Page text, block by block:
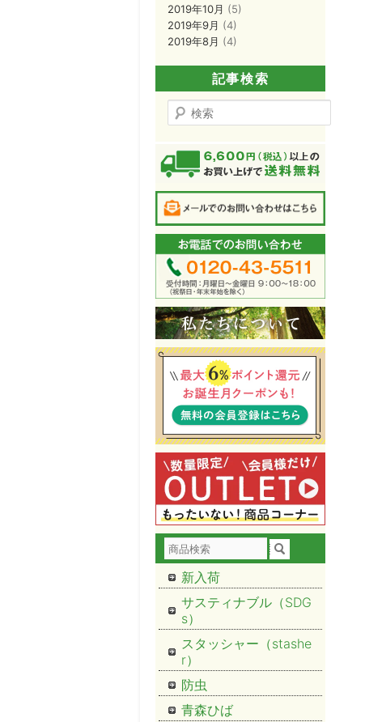
2019年10月 (5)
2019年9月 (4)
2019年8月 (4)
記事検索
検
索
新入荷
サスティナブル（SDG
s）
スタッシャー（stashe
r）
防虫
青森ひば